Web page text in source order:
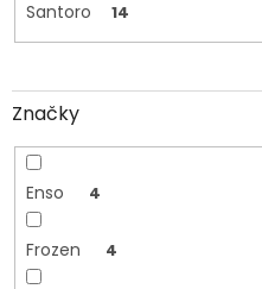
Santoro 14
Značky
Enso 4
Frozen 4